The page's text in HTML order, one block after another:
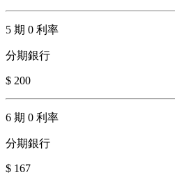
5 期 0 利率
分期銀行
$ 200
6 期 0 利率
分期銀行
$ 167